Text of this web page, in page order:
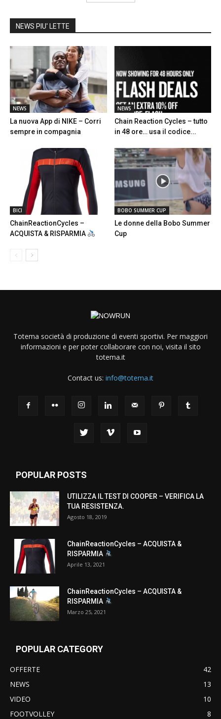
NEWS PIU' LETTE
NEWS
La nuova App di NIKE – Corri
sempre in compagnia
NEWS
Chain Reaction Cycles – tutto
in 48 ore… usa il codice...
BICI
ChainReactionCycles –
ACQUISTA & RISPARMIA
BOBO SUMMER CUP
Le donne della Bobo Summer
Cup
Totema società di produzione di eventi sportivi. Per maggiori
informazioni e per poter collaborare con noi, visita il sito
totema.it
Contact us: info@totema.it
POPULAR POSTS
UTILIZZA IL TEST DI COOPER – VERIFICA LA
TUA RESISTENZA.
Agosto 18, 2019
ChainReactionCycles – ACQUISTA &
RISPARMIA
Aprile 13, 2021
ChainReactionCycles – ACQUISTA &
RISPARMIA
Marzo 25, 2021
POPULAR CATEGORY
OFFERTE
42
NEWS
13
VIDEO
10
FOOTVOLLEY
8